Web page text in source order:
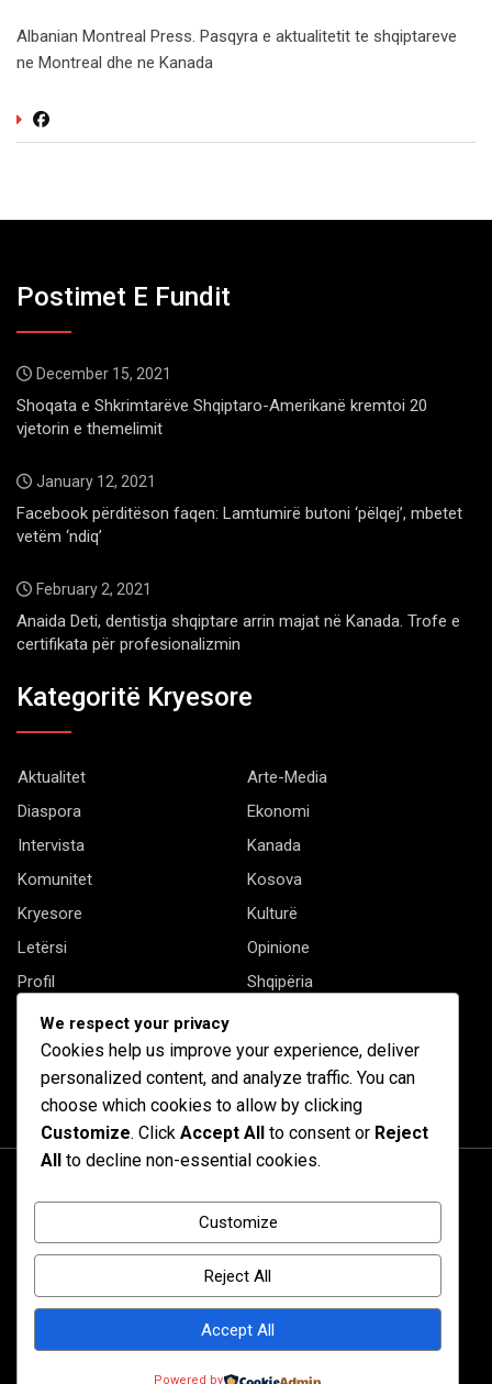
Albanian Montreal Press. Pasqyra e aktualitetit te shqiptareve
ne Montreal dhe ne Kanada
Postimet E Fundit
December 15, 2021
Shoqata e Shkrimtarëve Shqiptaro-Amerikanë kremtoi 20
vjetorin e themelimit
January 12, 2021
Facebook përditëson faqen: Lamtumirë butoni ‘pëlqej’, mbetet
vetëm ‘ndiq’
February 2, 2021
Anaida Deti, dentistja shqiptare arrin majat në Kanada. Trofe e
certifikata për profesionalizmin
Kategoritë Kryesore
Aktualitet
Arte-Media
Diaspora
Ekonomi
Intervista
Kanada
Komunitet
Kosova
Kryesore
Kulturë
Letërsi
Opinione
Profil
Shqipëria
Shqiptarët në biznes
Të tjera
We respect your privacy
Cookies help us improve your experience, deliver
personalized content, and analyze traffic. You can
choose which cookies to allow by clicking
Customize. Click Accept All to consent or Reject
All to decline non-essential cookies.
Customize
Reject All
Accept All
Powered by